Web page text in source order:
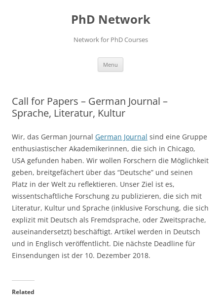
PhD Network
Network for PhD Courses
Menu
Call for Papers – German Journal –
Sprache, Literatur, Kultur
Wir, das German Journal German Journal sind eine Gruppe
enthusiastischer Akademikerinnen, die sich in Chicago,
USA gefunden haben. Wir wollen Forschern die Möglichkeit
geben, breitgefächert über das “Deutsche” und seinen
Platz in der Welt zu reflektieren. Unser Ziel ist es,
wissentschaftliche Forschung zu publizieren, die sich mit
Literatur, Kultur und Sprache (inklusive Forschung, die sich
explizit mit Deutsch als Fremdsprache, oder Zweitsprache,
auseinandersetzt) beschäftigt. Artikel werden in Deutsch
und in Englisch veröffentlicht. Die nächste Deadline für
Einsendungen ist der 10. Dezember 2018.
Related